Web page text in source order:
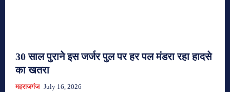
30 साल पुराने इस जर्जर पुल पर हर पल मंडरा रहा हादसे
का खतरा
महराजगंज July 16, 2026